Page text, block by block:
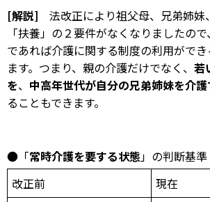
[解説] 法改正により祖父母、兄弟姉妹
「扶養」の２要件がなくなりましたの
であれば介護に関する制度の利用がで
ます。つまり、親の介護だけでなく、 若
を、 中高年世代が自分の兄弟姉妹を介護
ることもできます。
●「常時介護を要する状態」の判断基準
改正前
現在